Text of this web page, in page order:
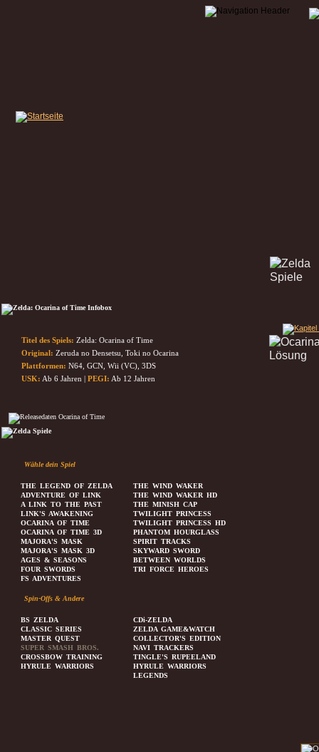
Titel des Spiels: Zelda: Ocarina of Time
Original: Zeruda no Densetsu, Toki no Ocarina
Plattformen: N64, GCN, Wii (VC), 3DS
USK: Ab 6 Jahren | PEGI: Ab 12 Jahren
Wähle dein Spiel
THE LEGEND OF ZELDA
ADVENTURE OF LINK
A LINK TO THE PAST
LINK'S AWAKENING
OCARINA OF TIME
OCARINA OF TIME 3D
MAJORA'S MASK
MAJORA'S MASK 3D
AGES & SEASONS
FOUR SWORDS
FS ADVENTURES
THE WIND WAKER
THE WIND WAKER HD
THE MINISH CAP
TWILIGHT PRINCESS
TWILIGHT PRINCESS HD
PHANTOM HOURGLASS
SPIRIT TRACKS
SKYWARD SWORD
BETWEEN WORLDS
TRI FORCE HEROES
Spin-Offs & Andere
BS ZELDA
CLASSIC SERIES
MASTER QUEST
SUPER SMASH BROS.
CROSSBOW TRAINING
HYRULE WARRIORS
CDi-ZELDA
ZELDA GAME&WATCH
COLLECTOR'S EDITION
NAVI TRACKERS
TINGLE'S RUPEELAND
HYRULE WARRIORS
LEGENDS